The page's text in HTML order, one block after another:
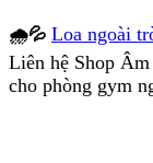
🌧️💦 Loa ngoài
Liên hệ Shop
cho phòng gym